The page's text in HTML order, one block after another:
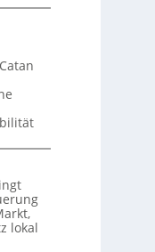
lokal